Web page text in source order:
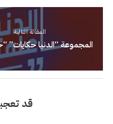
المقالة التالية
المجموعة “الدنيا حكايات”
قد